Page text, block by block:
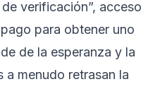
verificación”, acceso
para obtener uno
de la esperanza y la
a menudo retrasan la